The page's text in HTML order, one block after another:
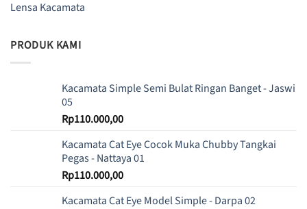
Lensa Kacamata
PRODUK KAMI
Kacamata Simple Semi Bulat Ringan Banget - Jaswi
05
Rp110.000,00
Kacamata Cat Eye Cocok Muka Chubby Tangkai
Pegas - Nattaya 01
Rp110.000,00
Kacamata Cat Eye Model Simple - Darpa 02